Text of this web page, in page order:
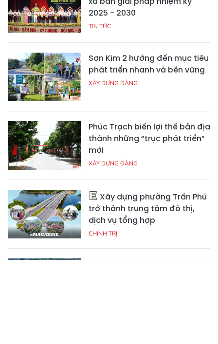
2025 - 2030
TIN TỨC
Sơn Kim 2 hướng đến mục tiêu
phát triển nhanh và bền vững
XÂY DỰNG ĐẢNG
Phúc Trạch biến lợi thế bản địa
thành những “trục phát triển”
mới
XÂY DỰNG ĐẢNG
Xây dựng phường Trần Phú
trở thành trung tâm đô thị,
dịch vụ tổng hợp
CHÍNH TRỊ